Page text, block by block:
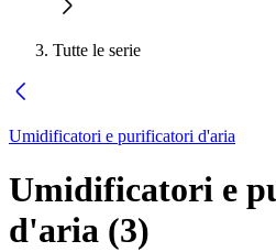
Tutte le serie
Umidificatori e purificatori d'aria
Umidificatori e
d'aria (3)